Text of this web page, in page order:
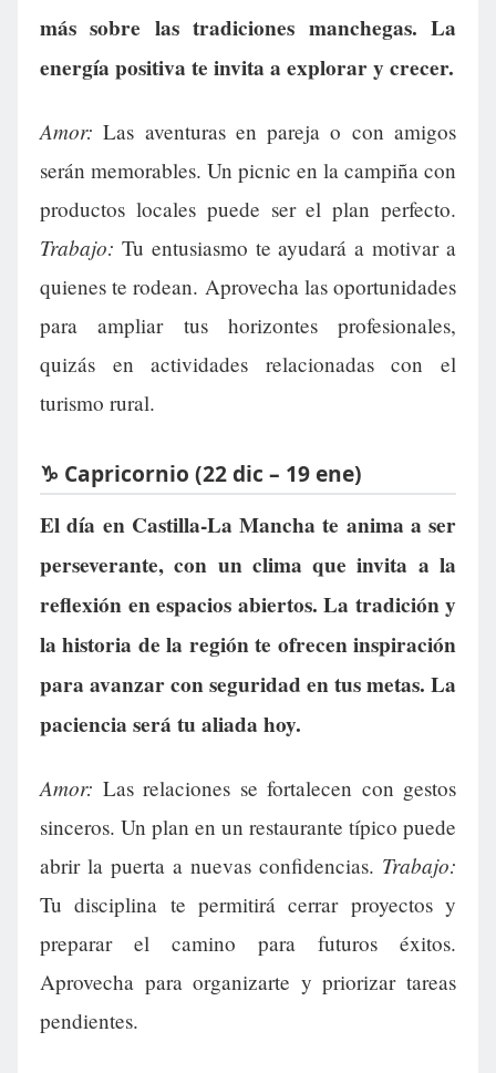
más sobre las tradiciones manchegas. La
energía positiva te invita a explorar y crecer.
Amor: Las aventuras en pareja o con amigos
serán memorables. Un picnic en la campiña con
productos locales puede ser el plan perfecto.
Trabajo: Tu entusiasmo te ayudará a motivar a
quienes te rodean. Aprovecha las oportunidades
para ampliar tus horizontes profesionales,
quizás en actividades relacionadas con el
turismo rural.
♑ Capricornio (22 dic – 19 ene)
El día en Castilla-La Mancha te anima a ser
perseverante, con un clima que invita a la
reflexión en espacios abiertos. La tradición y
la historia de la región te ofrecen inspiración
para avanzar con seguridad en tus metas. La
paciencia será tu aliada hoy.
Amor: Las relaciones se fortalecen con gestos
sinceros. Un plan en un restaurante típico puede
abrir la puerta a nuevas confidencias. Trabajo:
Tu disciplina te permitirá cerrar proyectos y
preparar el camino para futuros éxitos.
Aprovecha para organizarte y priorizar tareas
pendientes.